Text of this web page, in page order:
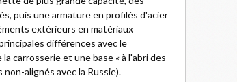
puis une armature en profilés d'acier
extérieurs en matériaux
différences avec le
carrosserie et une base « à l'abri des
alignés avec la Russie).